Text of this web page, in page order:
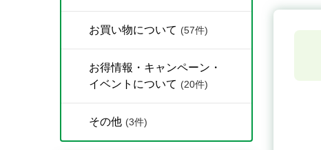
お買い物について (57件)
お得情報・キャンペーン・
イベントについて (20件)
その他 (3件)